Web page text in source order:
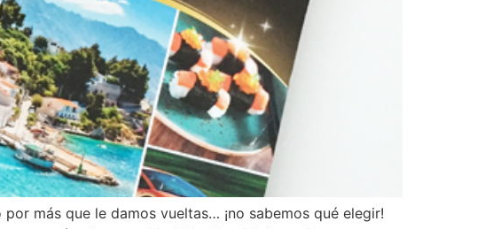
más que le damos vueltas… ¡no sabemos qué elegir!